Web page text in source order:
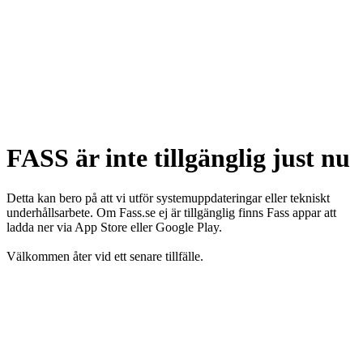
FASS är inte tillgänglig just nu
Detta kan bero på att vi utför systemuppdateringar eller tekniskt
underhållsarbete. Om Fass.se ej är tillgänglig finns Fass appar att
ladda ner via App Store eller Google Play.
Välkommen åter vid ett senare tillfälle.